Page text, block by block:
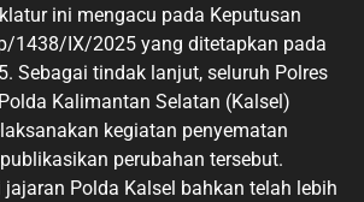
ini mengacu pada Keputusan
1438/IX/2025 yang ditetapkan pada
Sebagai tindak lanjut, seluruh Polres
Kalimantan Selatan (Kalsel)
kegiatan penyematan
perubahan tersebut.
Polda Kalsel bahkan telah lebih